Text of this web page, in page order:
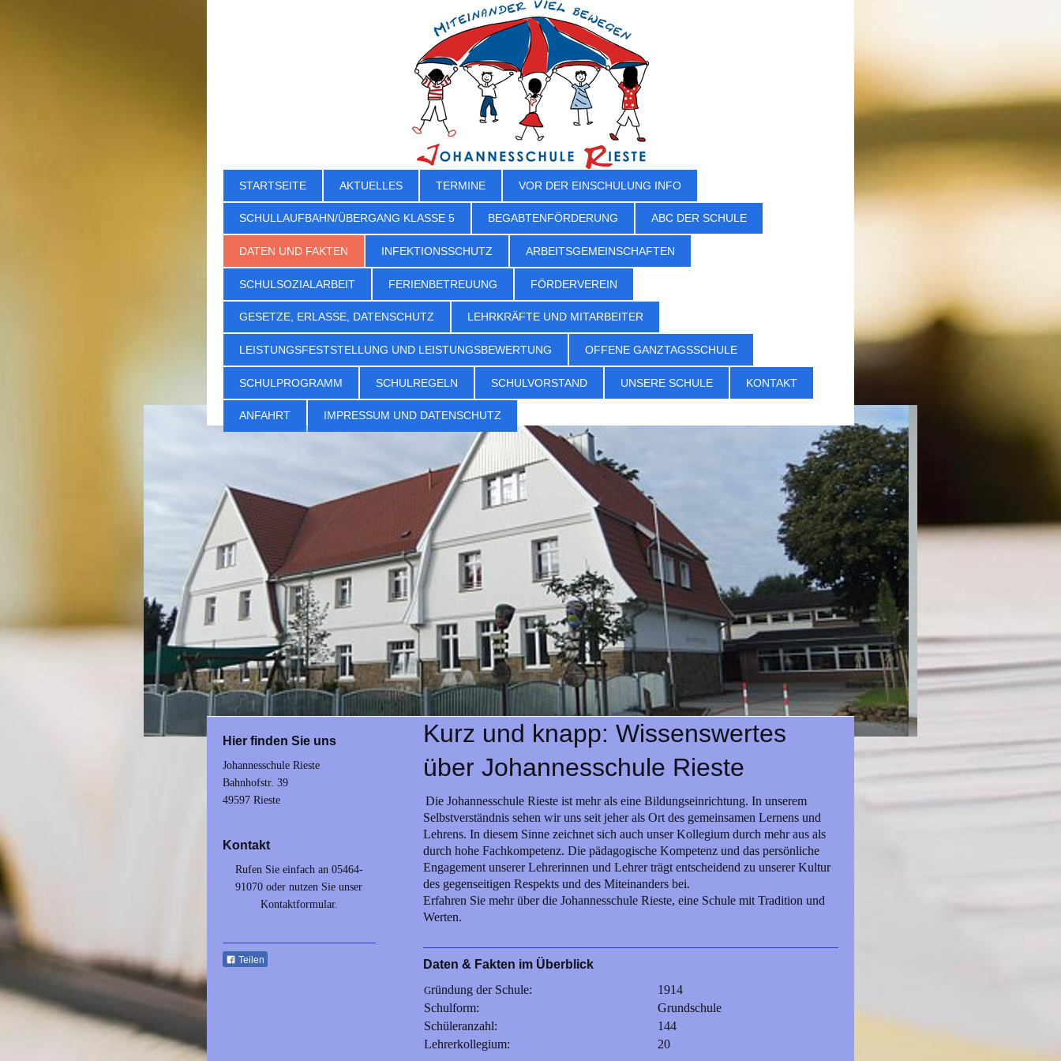
STARTSEITE AKTUELLES TERMINE VOR DER EINSCHULUNG INFO
SCHULLAUFBAHN/ÜBERGANG KLASSE 5 BEGABTENFÖRDERUNG ABC DER SCHULE
DATEN UND FAKTEN INFEKTIONSSCHUTZ ARBEITSGEMEINSCHAFTEN
SCHULSOZIALARBEIT FERIENBETREUUNG FÖRDERVEREIN
GESETZE, ERLASSE, DATENSCHUTZ LEHRKRÄFTE UND MITARBEITER
LEISTUNGSFESTSTELLUNG UND LEISTUNGSBEWERTUNG OFFENE GANZTAGSSCHULE
SCHULPROGRAMM SCHULREGELN SCHULVORSTAND UNSERE SCHULE KONTAKT
ANFAHRT IMPRESSUM UND DATENSCHUTZ
Kurz und knapp: Wissenswertes
über Johannesschule Rieste
Die Johannesschule Rieste ist mehr als eine Bildungseinrichtung. In unserem
Selbstverständnis sehen wir uns seit jeher als Ort des gemeinsamen Lernens und
Lehrens. In diesem Sinne zeichnet sich auch unser Kollegium durch mehr aus als
durch hohe Fachkompetenz. Die pädagogische Kompetenz und das persönliche
Engagement unserer Lehrerinnen und Lehrer trägt entscheidend zu unserer Kultur
des gegenseitigen Respekts und des Miteinanders bei.
Erfahren Sie mehr über die Johannesschule Rieste, eine Schule mit Tradition und
Werten.
Daten & Fakten im Überblick
Gründung der Schule:
1914
Schulform:
Grundschule
Schüleranzahl:
144
Lehrerkollegium:
20
Hier finden Sie uns
Johannesschule Rieste
Bahnhofstr. 39
49597 Rieste
Kontakt
Rufen Sie einfach an 05464-
91070 oder nutzen Sie unser
Kontaktformular.
Teilen